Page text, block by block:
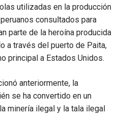
utilizadas en la producción
consultados para
parte de la heroína producida
a través del puerto de Paita,
principal a Estados Unidos.
anteriormente, la
se ha convertido en un
minería ilegal y la tala ilegal